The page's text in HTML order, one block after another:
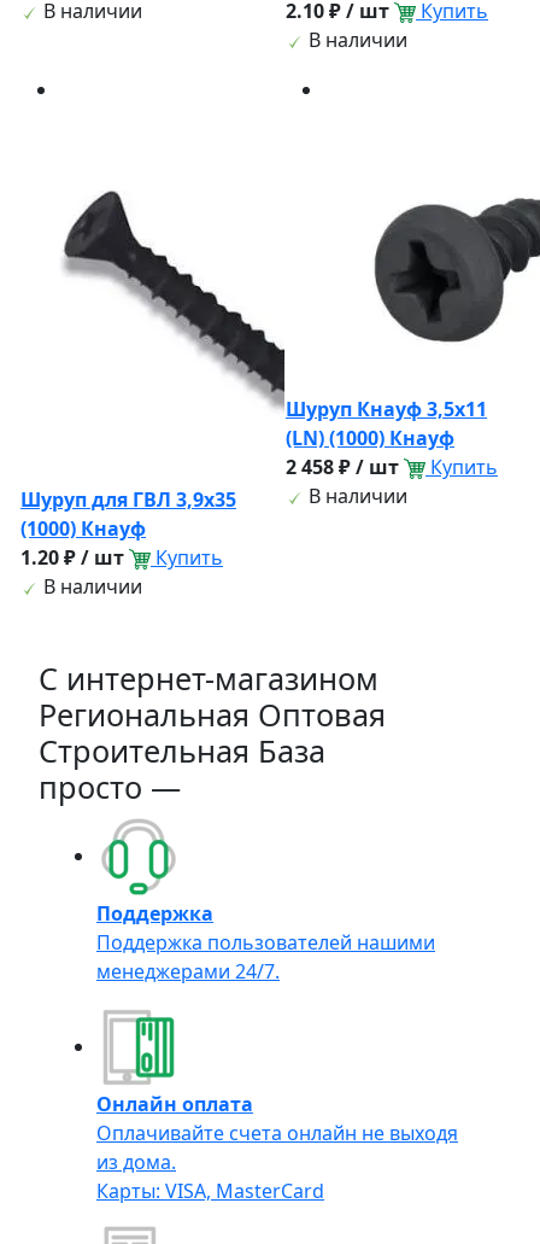
В наличии 2.10 ₽ / шт
Купить
В наличии
Шуруп для ГВЛ 3,9х35
(1000) Кнауф
1.20 ₽ / шт
Купить
В наличии
Шуруп Кнауф 3,5х11
(LN) (1000) Кнауф
2 458 ₽ / шт
Купить
В наличии
C интернет-магазином
Региональная Оптовая
Строительная База
просто —
Поддержка
Поддержка пользователей нашими
менеджерами 24/7.
Онлайн оплата
Оплачивайте счета онлайн не выходя
из дома.
Карты: VISA, MasterCard